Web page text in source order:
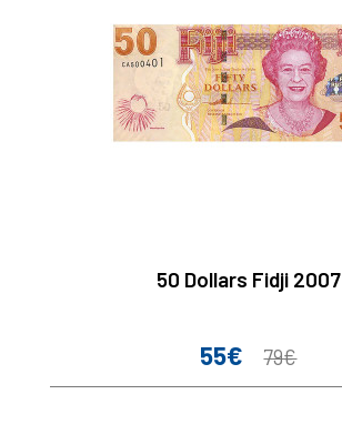
50 Dollars Fidji 2007
Prix
55€
Prix
79€